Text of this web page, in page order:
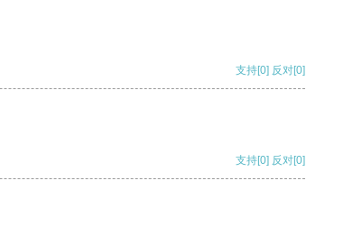
支持[0] 反对[0]
支持[0] 反对[0]